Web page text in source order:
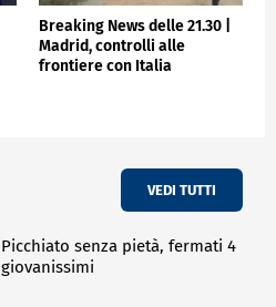
Breaking News delle 21.30 |
Madrid, controlli alle
frontiere con Italia
VEDI TUTTI
Picchiato senza pietà, fermati 4
giovanissimi